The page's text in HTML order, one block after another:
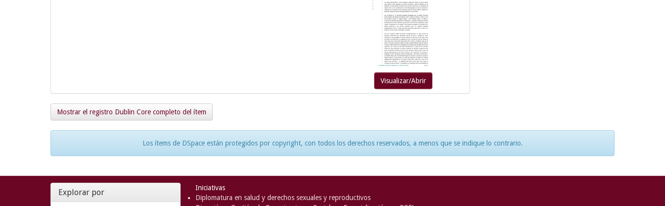
Visualizar/Abrir
Mostrar el registro Dublin Core completo del ítem
Los ítems de DSpace están protegidos por copyright, con todos los derechos reservados, a menos que se indique lo contrario.
Explorar por
Iniciativas
Diplomatura en salud y derechos sexuales y reproductivos